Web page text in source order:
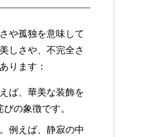
や孤独を意味して
しさや、不完全さ
ります：
ば、華美な装飾を
の象徴です。
例えば、静寂の中